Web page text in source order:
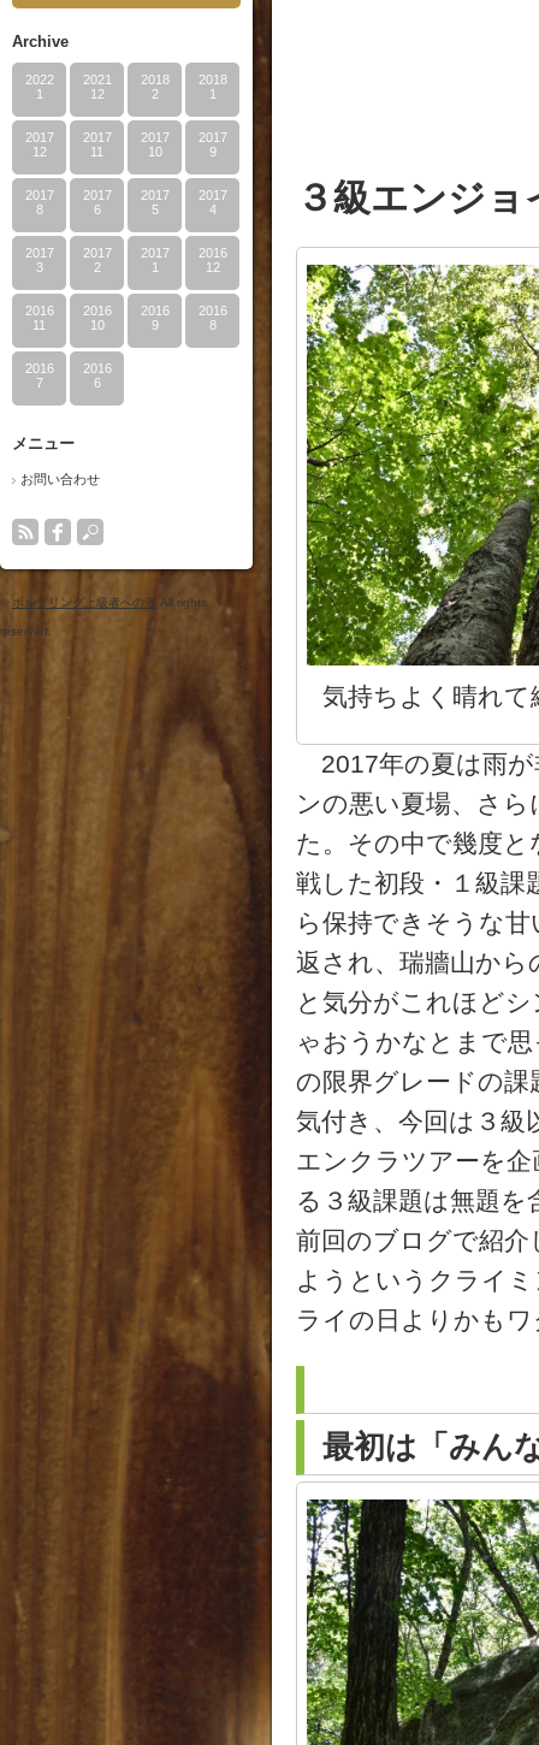
Archive
2022
1
2021
12
2018
2
2018
1
2017
12
2017
11
2017
10
2017
9
2017
8
2017
6
2017
5
2017
4
2017
3
2017
2
2017
1
2016
12
2016
11
2016
10
2016
9
2016
8
2016
7
2016
6
メニュー
お問い合わせ
© ボルダリング上級者への道 All rights
reserved.
３級エンジ
気持ちよく晴れ
2017年の夏は雨が
ンの悪い夏場、さ
た。その中で幾度
戦した初段・１級
ら保持できそうな
返され、瑞牆山から
と気分がこれほど
ゃおうかなとまで
の限界グレードの
気付き、今回は３級
エンクラツアーを
る３級課題は無題
前回のブログで紹
ようというクライ
ライの日よりかも
最初は「みん